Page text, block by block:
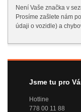
Není Vaše značka v
Prosíme zašlete nám
údaji o vozidle) a
Jsme tu pro
Hotline
778 00 11 88